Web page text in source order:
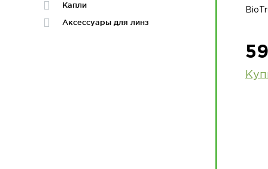
Капли
Аксессуары для линз